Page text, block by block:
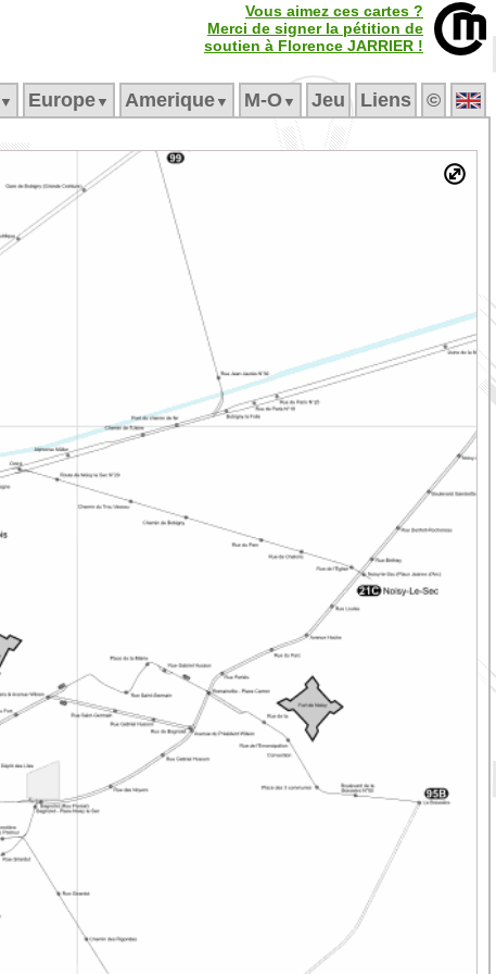
Vous aimez ces cartes ?
Merci de signer la pétition de
soutien à Florence JARRIER !
▼ Europe ▼ Amerique ▼ M‑O ▼ Jeu Liens ©